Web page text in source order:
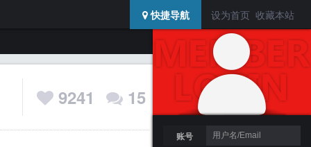
设为首页 收藏本站
快捷导航
登陆 / 注册
搜索
USERCENTER
账号
9241 15
SIDEBAR
相关分类
包装展会&赛事
包装资讯
包装深度
包装技术
包装迷